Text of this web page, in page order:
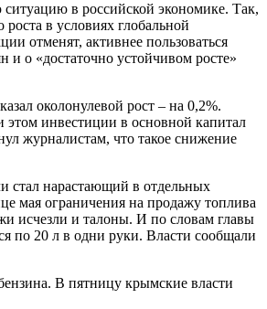
в российской экономике. Так,
в условиях глобальной
отменят, активнее пользоваться
о «достаточно устойчивом росте»
околонулевой рост – на 0,2%.
этом инвестиции в основной капитал
журналистам, что такое снижение
стал нарастающий в отдельных
мая ограничения на продажу топлива
исчезли и талоны. И по словам главы
по 20 л в одни руки. Власти сообщали
В пятницу крымские власти